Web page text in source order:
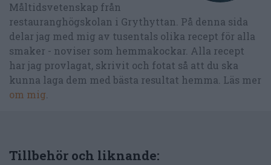
Måltidsvetenskap från
restauranghögskolan i Grythyttan. På denna sida
delar jag med mig av tusentals olika recept för alla
smaker - noviser som hemmakockar. Alla recept
har jag provlagat, skrivit och fotat så att du ska
kunna laga dem med bästa resultat hemma. Läs mer
om mig.
Tillbehör och liknande: